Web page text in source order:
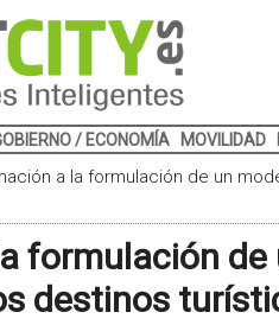
/ ECONOMÍA MOVILIDAD
a la formulación de un
formulación de
destinos